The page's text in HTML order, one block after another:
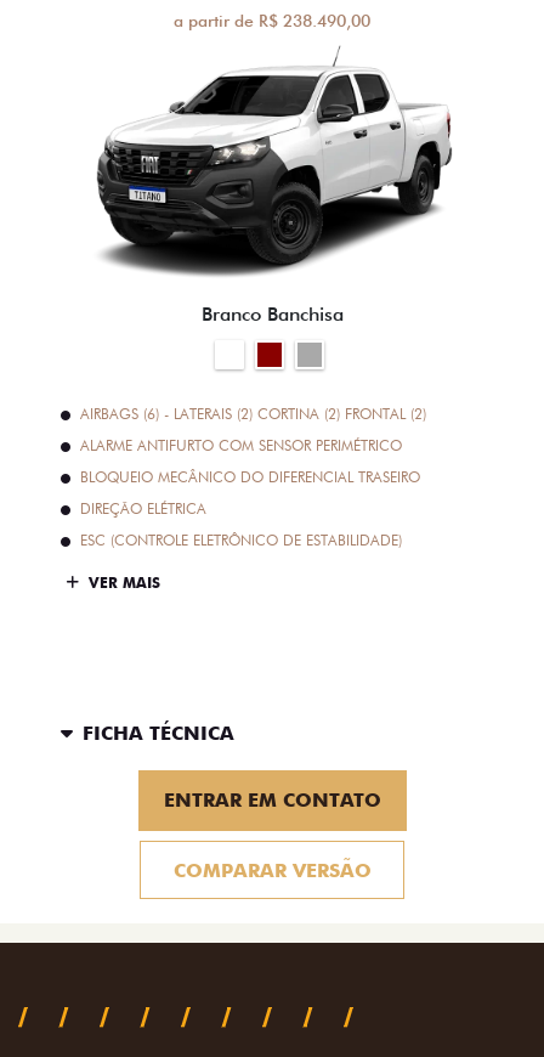
a partir de R$ 238.490,00
Branco Banchisa
AIRBAGS (6) - LATERAIS (2) CORTINA (2) FRONTAL (2)
ALARME ANTIFURTO COM SENSOR PERIMÉTRICO
BLOQUEIO MECÂNICO DO DIFERENCIAL TRASEIRO
DIREÇÃO ELÉTRICA
ESC (CONTROLE ELETRÔNICO DE ESTABILIDADE)
VER MAIS
FICHA TÉCNICA
ENTRAR EM CONTATO
COMPARAR VERSÃO